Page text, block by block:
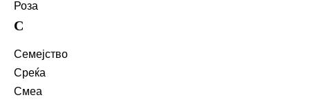
Роза
С
Семејство
Среќа
Смеа